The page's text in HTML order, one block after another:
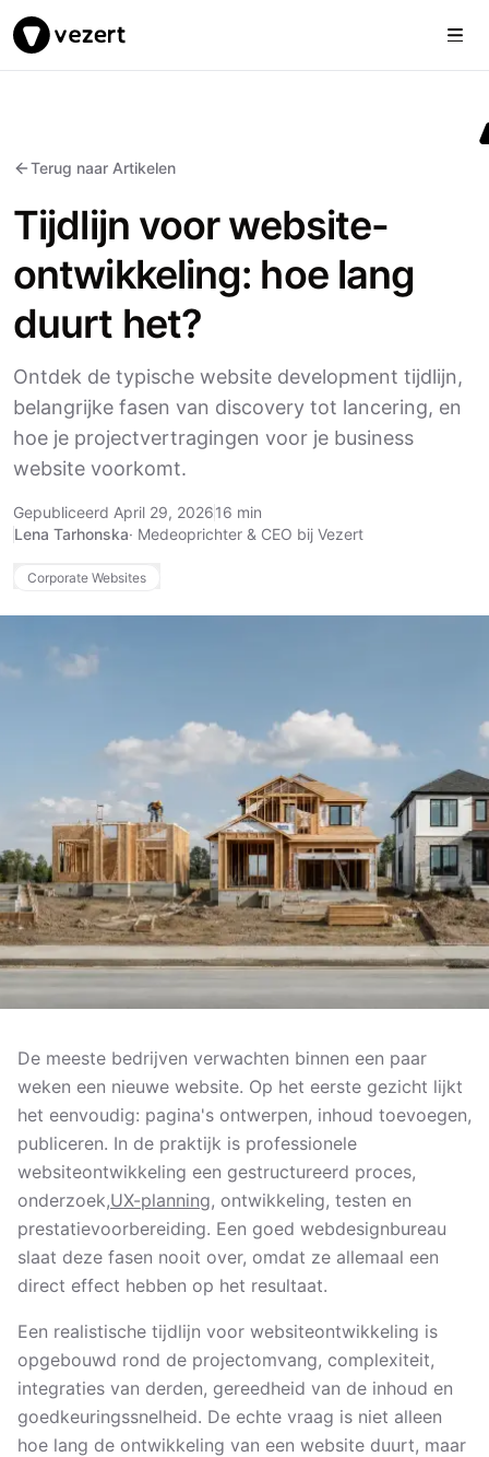
Vezert
Terug naar Artikelen
Tijdlijn voor website-
ontwikkeling: hoe lang
duurt het?
Ontdek de typische website development tijdlijn,
belangrijke fasen van discovery tot lancering, en
hoe je projectvertragingen voor je business
website voorkomt.
Gepubliceerd April 29, 202616 min
Lena Tarhonska· Medeoprichter & CEO bij Vezert
Corporate Websites
De meeste bedrijven verwachten binnen een paar
weken een nieuwe website. Op het eerste gezicht lijkt
het eenvoudig: pagina's ontwerpen, inhoud toevoegen,
publiceren. In de praktijk is professionele
websiteontwikkeling een gestructureerd proces,
onderzoek,UX-planning, ontwikkeling, testen en
prestatievoorbereiding. Een goed webdesignbureau
slaat deze fasen nooit over, omdat ze allemaal een
direct effect hebben op het resultaat.
Een realistische tijdlijn voor websiteontwikkeling is
opgebouwd rond de projectomvang, complexiteit,
integraties van derden, gereedheid van de inhoud en
goedkeuringssnelheid. De echte vraag is niet alleen
hoe lang de ontwikkeling van een website duurt, maar